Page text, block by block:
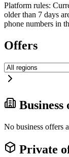
Platform rules:
older than 7 days
phone numbers in
Offers
Business
No business offers
Private